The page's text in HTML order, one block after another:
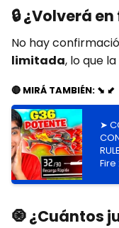
🔒¿Volverá
No hay
limitada, lo que
🔴 MIRÁ TAMBIÉN: ⬊ ⬋
➤
Fire
🧿¿Cuántos